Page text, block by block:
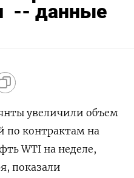
-- данные
увеличили объем
по ⁠контрактам на
WTI на неделе,
⁠показали